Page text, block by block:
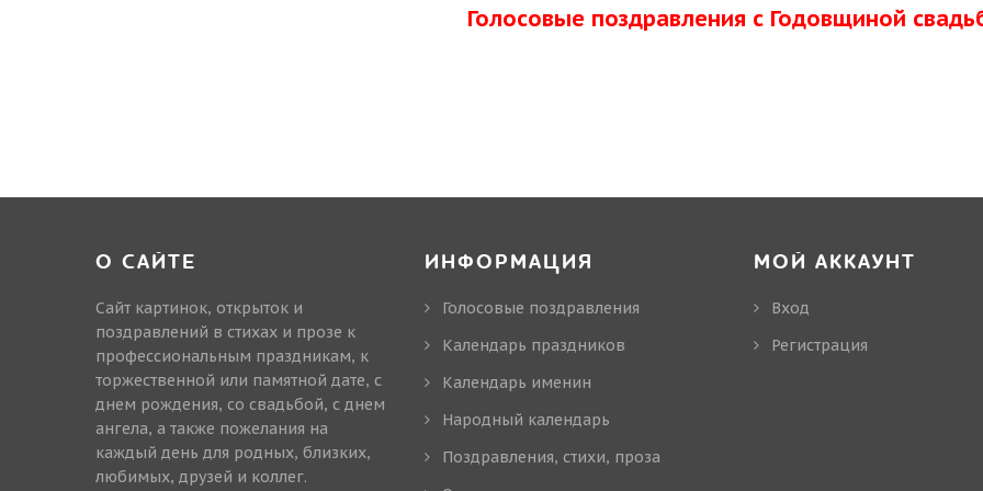
Голосовые поздравления с Годовщиной
О САЙТЕ
Сайт картинок, открыток и
поздравлений в стихах и прозе к
профессиональным праздникам, к
торжественной или памятной дате, с
днем рождения, со свадьбой, с днем
ангела, а также пожелания на
каждый день для родных, близких,
любимых, друзей и коллег.
ИНФОРМАЦИЯ
Голосовые поздравления
Календарь праздников
Календарь именин
Народный календарь
Поздравления, стихи, проза
МОЙ АККАУНТ
Вход
Регистрация